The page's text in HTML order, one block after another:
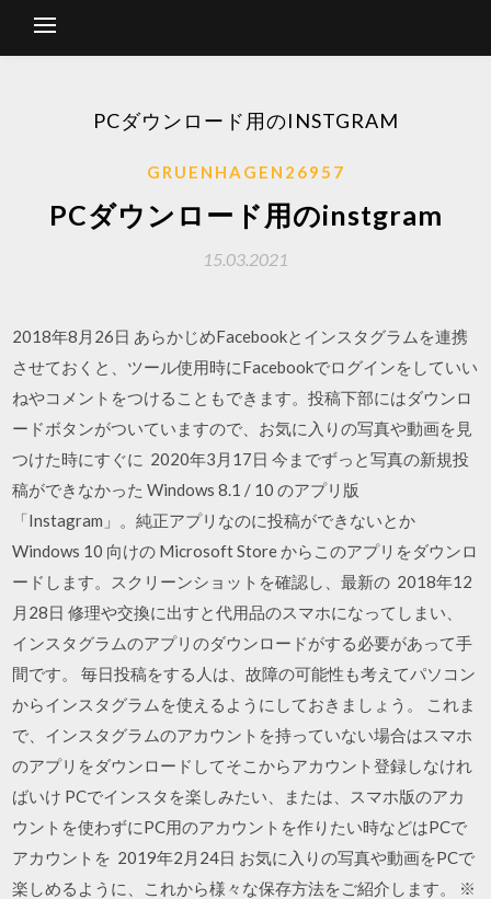
PCダウンロード用のINSTGRAM
GRUENHAGEN26957
PCダウンロード用のinstgram
15.03.2021
2018年8月26日 あらかじめFacebookとインスタグラムを連携
させておくと、ツール使用時にFacebookでログインをしていい
ねやコメントをつけることもできます。投稿下部にはダウンロ
ードボタンがついていますので、お気に入りの写真や動画を見
つけた時にすぐに 2020年3月17日 今までずっと写真の新規投
稿ができなかった Windows 8.1 / 10 のアプリ版
「Instagram」。純正アプリなのに投稿ができないとか
Windows 10 向けの Microsoft Store からこのアプリをダウンロ
ードします。スクリーンショットを確認し、最新の 2018年12
月28日 修理や交換に出すと代用品のスマホになってしまい、
インスタグラムのアプリのダウンロードがする必要があって手
間です。 毎日投稿をする人は、故障の可能性も考えてパソコン
からインスタグラムを使えるようにしておきましょう。 これま
で、インスタグラムのアカウントを持っていない場合はスマホ
のアプリをダウンロードしてそこからアカウント登録しなけれ
ばいけ PCでインスタを楽しみたい、または、スマホ版のアカ
ウントを使わずにPC用のアカウントを作りたい時などはPCで
アカウントを 2019年2月24日 お気に入りの写真や動画をPCで
楽しめるように、これから様々な保存方法をご紹介します。 ※